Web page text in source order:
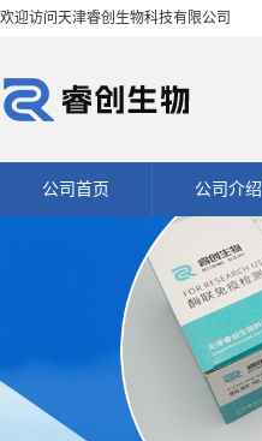
欢迎访问天津睿创生物科技有限公司
公司首页 公司介绍